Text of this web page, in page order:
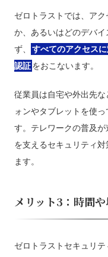
ゼロトラストでは、ア
か、あるいはどのデバ
ず、
すべてのアクセス
認証をおこないます。
従業員は自宅や外出先
ォンやタブレットを使
す。テレワークの普及
を支えるセキュリティ
ます。
メリット3：時間
ゼロトラストセキュリ